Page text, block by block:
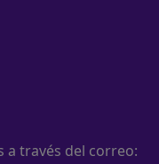
a través del correo: